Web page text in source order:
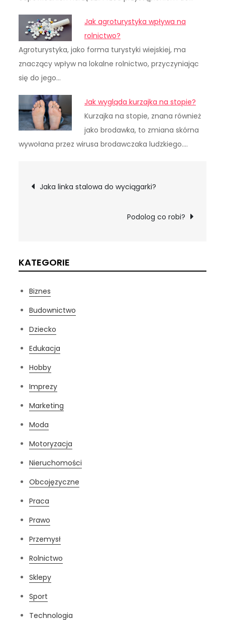
Jak agroturystyka wpływa na
rolnictwo?
Agroturystyka, jako forma turystyki wiejskiej, ma
znaczący wpływ na lokalne rolnictwo, przyczyniając
się do jego…
Jak wygląda kurzajka na stopie?
Kurzajka na stopie, znana również
jako brodawka, to zmiana skórna
wywołana przez wirusa brodawczaka ludzkiego.…
Nawigacja
Jaka linka stalowa do wyciągarki?
Podolog co robi?
KATEGORIE
Biznes
Budownictwo
Dziecko
Edukacja
Hobby
Imprezy
Marketing
Moda
Motoryzacja
Nieruchomości
Obcojęzyczne
Praca
Prawo
Przemysł
Rolnictwo
Sklepy
Sport
Technologia